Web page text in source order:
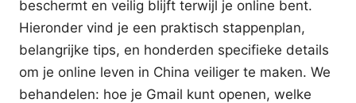
beschermt en veilig blijft terwijl je online bent.
Hieronder vind je een praktisch stappenplan,
belangrijke tips, en honderden specifieke details
om je online leven in China veiliger te maken. We
behandelen: hoe je Gmail kunt openen, welke